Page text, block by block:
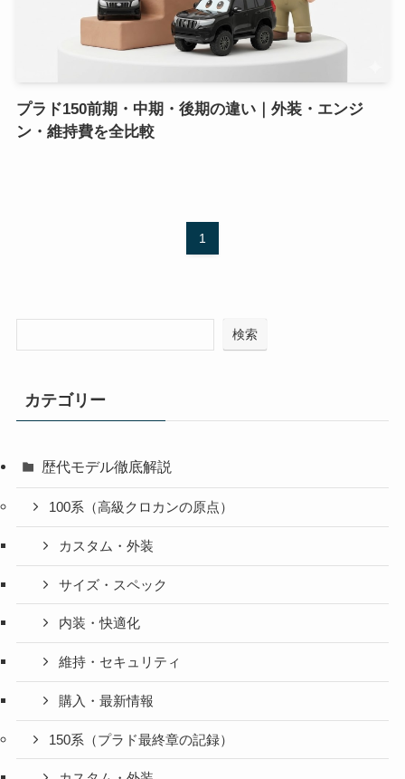
プラド150前期・中期・後期の違い｜外装・エンジ
ン・維持費を全比較
1
検索
カテゴリー
歴代モデル徹底解説
100系（高級クロカンの原点）
カスタム・外装
サイズ・スペック
内装・快適化
維持・セキュリティ
購入・最新情報
150系（プラド最終章の記録）